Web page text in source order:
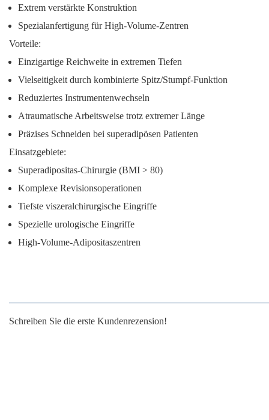
Extrem verstärkte Konstruktion
Spezialanfertigung für High-Volume-Zentren
Vorteile:
Einzigartige Reichweite in extremen Tiefen
Vielseitigkeit durch kombinierte Spitz/Stumpf-Funktion
Reduziertes Instrumentenwechseln
Atraumatische Arbeitsweise trotz extremer Länge
Präzises Schneiden bei superadipösen Patienten
Einsatzgebiete:
Superadipositas-Chirurgie (BMI > 80)
Komplexe Revisionsoperationen
Tiefste viszeralchirurgische Eingriffe
Spezielle urologische Eingriffe
High-Volume-Adipositaszentren
Schreiben Sie die erste Kundenrezension!